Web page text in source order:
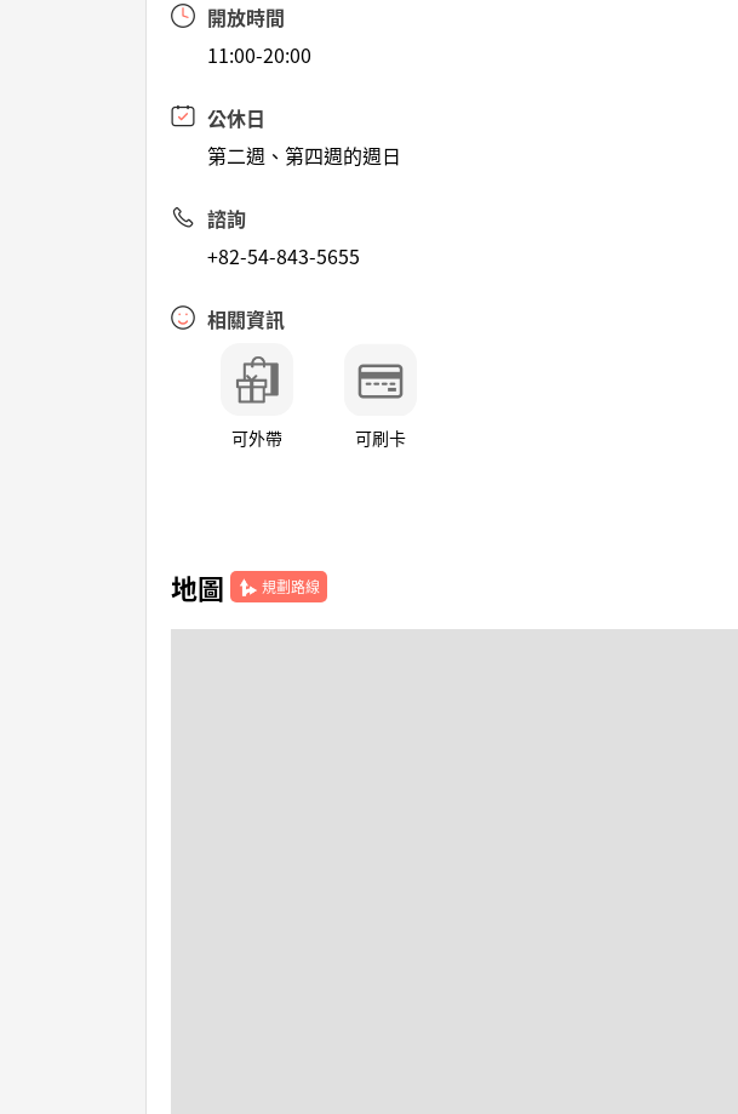
開放時間
11:00-20:00
公休日
第二週、第四週的週日
諮詢
+82-54-843-5655
相關資訊
可外帶 可刷卡
地圖 規劃路線